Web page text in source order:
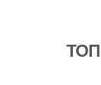
ТОП